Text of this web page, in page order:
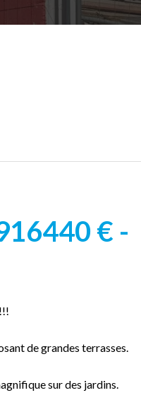
€ -
de grandes terrasses.
sur des jardins.